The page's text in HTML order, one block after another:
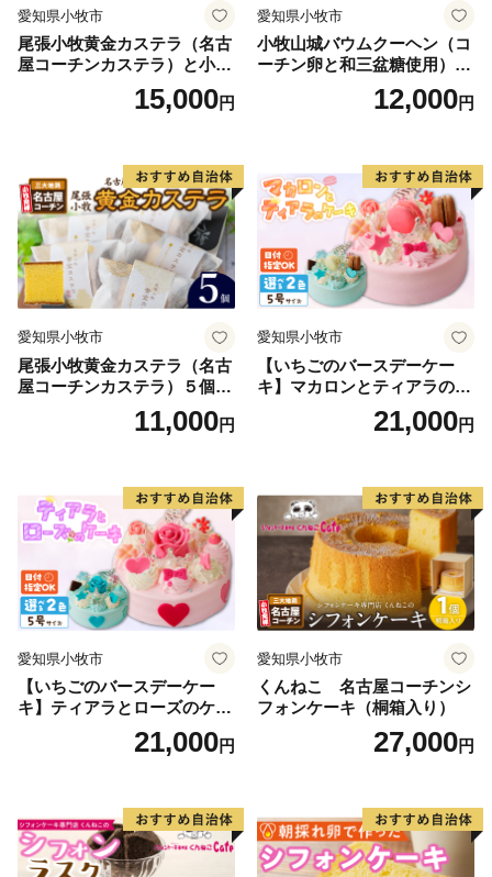
愛知県小牧市
尾張小牧黄金カステラ（名古
屋コーチンカステラ）と小牧
山城バウムクーヘン（コーチ
ン卵と和三盆糖使用）のセッ
三盆 小牧銘菓 バウムクーヘ
ン 常温 愛知県 小牧市 アンプ
チベアやぐま
15,000円
愛知県小牧市
小牧山城バウムクーヘン（コ
ーチン卵と和三盆糖使用）
名古屋コーチン バームクー
ヘン 和三盆 小牧銘菓 バウム
12,000円
愛知県小牧市
尾張小牧黄金カステラ（名古
屋コーチンカステラ）５個入
名古屋コーチン カステラ ザ
ラメ 常温 愛知県 小牧市 アン
11,000円
愛知県小牧市
【いちごのバースデーケー
キ】マカロンとティアラのケ
ーキ スイーツ 日時指定可 デ
ザート 洋菓子 お取り寄せ 愛
デコレーションケーキ ホー
ルケーキ
21,000円
愛知県小牧市
【いちごのバースデーケー
キ】ティアラとローズのケー
キ スイーツ デザート 洋菓
子 お取り寄せ 愛知県 小牧市
レーション ホールケーキ 日
時指定可
21,000円
愛知県小牧市
くんねこ 名古屋コーチンシ
フォンケーキ（桐箱入り）
27,000円